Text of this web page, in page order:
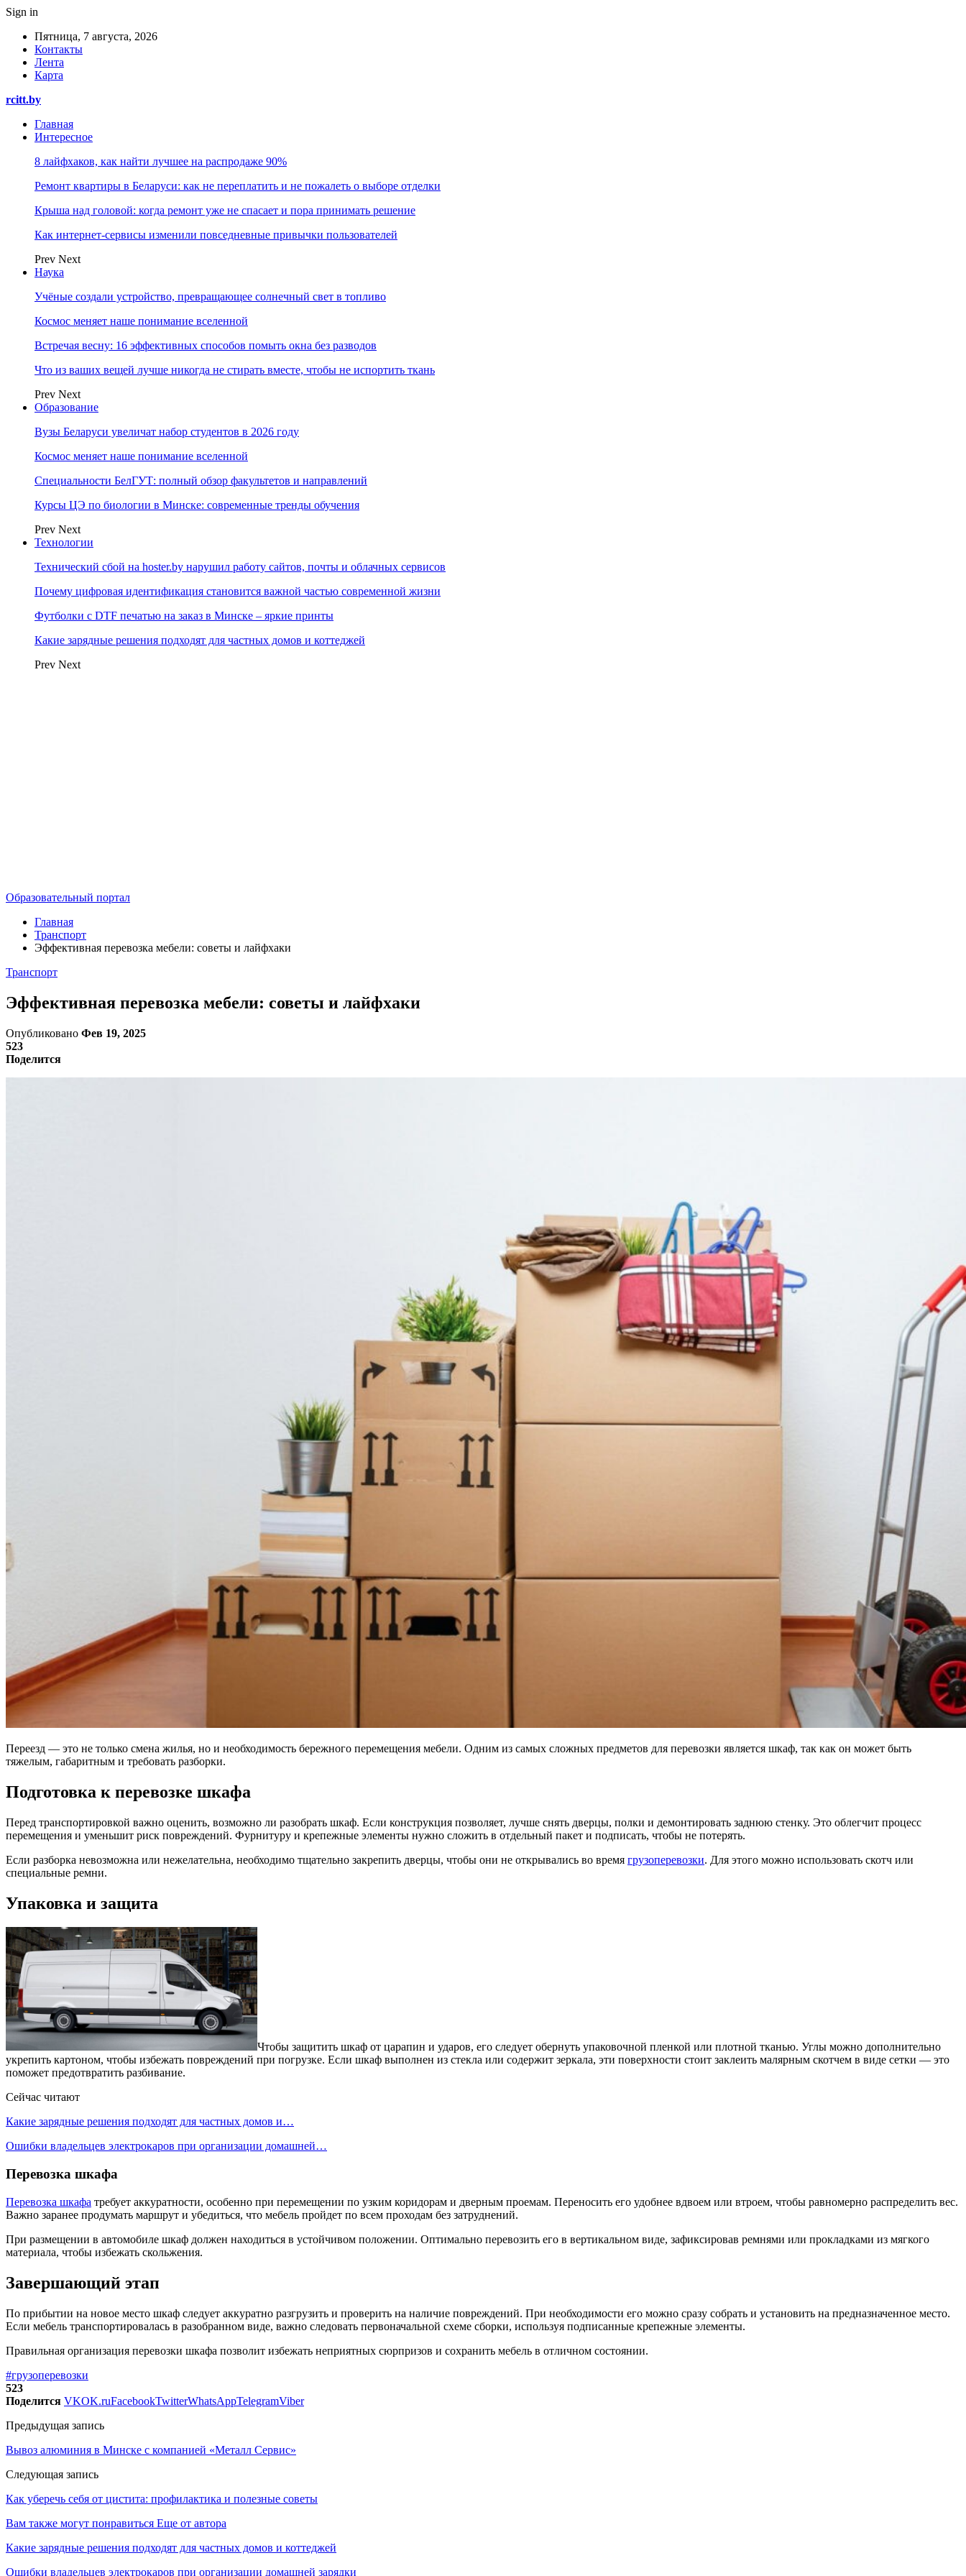
Sign in
Пятница, 7 августа, 2026
Контакты
Лента
Карта
rcitt.by
Главная
Интересное
8 лайфхаков, как найти лучшее на распродаже 90%
Ремонт квартиры в Беларуси: как не переплатить и не пожалеть о выборе отделки
Крыша над головой: когда ремонт уже не спасает и пора принимать решение
Как интернет-сервисы изменили повседневные привычки пользователей
Prev Next
Наука
Учёные создали устройство, превращающее солнечный свет в топливо
Космос меняет наше понимание вселенной
Встречая весну: 16 эффективных способов помыть окна без разводов
Что из ваших вещей лучше никогда не стирать вместе, чтобы не испортить ткань
Prev Next
Образование
Вузы Беларуси увеличат набор студентов в 2026 году
Космос меняет наше понимание вселенной
Специальности БелГУТ: полный обзор факультетов и направлений
Курсы ЦЭ по биологии в Минске: современные тренды обучения
Prev Next
Технологии
Технический сбой на hoster.by нарушил работу сайтов, почты и облачных сервисов
Почему цифровая идентификация становится важной частью современной жизни
Футболки с DTF печатью на заказ в Минске – яркие принты
Какие зарядные решения подходят для частных домов и коттеджей
Prev Next
Образовательный портал
Главная
Транспорт
Эффективная перевозка мебели: советы и лайфхаки
Транспорт
Эффективная перевозка мебели: советы и лайфхаки
Опубликовано Фев 19, 2025
523
Поделится
Переезд — это не только смена жилья, но и необходимость бережного перемещения мебели. Одним из самых сложных предметов для перевозки является шкаф, так как он может быть
тяжелым, габаритным и требовать разборки.
Подготовка к перевозке шкафа
Перед транспортировкой важно оценить, возможно ли разобрать шкаф. Если конструкция позволяет, лучше снять дверцы, полки и демонтировать заднюю стенку. Это облегчит процесс
перемещения и уменьшит риск повреждений. Фурнитуру и крепежные элементы нужно сложить в отдельный пакет и подписать, чтобы не потерять.
Если разборка невозможна или нежелательна, необходимо тщательно закрепить дверцы, чтобы они не открывались во время грузоперевозки. Для этого можно использовать скотч или
специальные ремни.
Упаковка и защита
Чтобы защитить шкаф от царапин и ударов, его следует обернуть упаковочной пленкой или плотной тканью. Углы можно дополнительно
укрепить картоном, чтобы избежать повреждений при погрузке. Если шкаф выполнен из стекла или содержит зеркала, эти поверхности стоит заклеить малярным скотчем в виде сетки — это
поможет предотвратить разбивание.
Сейчас читают
Какие зарядные решения подходят для частных домов и…
Ошибки владельцев электрокаров при организации домашней…
Перевозка шкафа
Перевозка шкафа требует аккуратности, особенно при перемещении по узким коридорам и дверным проемам. Переносить его удобнее вдвоем или втроем, чтобы равномерно распределить вес.
Важно заранее продумать маршрут и убедиться, что мебель пройдет по всем проходам без затруднений.
При размещении в автомобиле шкаф должен находиться в устойчивом положении. Оптимально перевозить его в вертикальном виде, зафиксировав ремнями или прокладками из мягкого
материала, чтобы избежать скольжения.
Завершающий этап
По прибытии на новое место шкаф следует аккуратно разгрузить и проверить на наличие повреждений. При необходимости его можно сразу собрать и установить на предназначенное место.
Если мебель транспортировалась в разобранном виде, важно следовать первоначальной схеме сборки, используя подписанные крепежные элементы.
Правильная организация перевозки шкафа позволит избежать неприятных сюрпризов и сохранить мебель в отличном состоянии.
#грузоперевозки
523
Поделится VKOK.ruFacebookTwitterWhatsAppTelegramViber
Предыдущая запись
Вывоз алюминия в Минске с компанией «Металл Сервис»
Следующая запись
Как уберечь себя от цистита: профилактика и полезные советы
Вам также могут понравиться Еще от автора
Какие зарядные решения подходят для частных домов и коттеджей
Ошибки владельцев электрокаров при организации домашней зарядки